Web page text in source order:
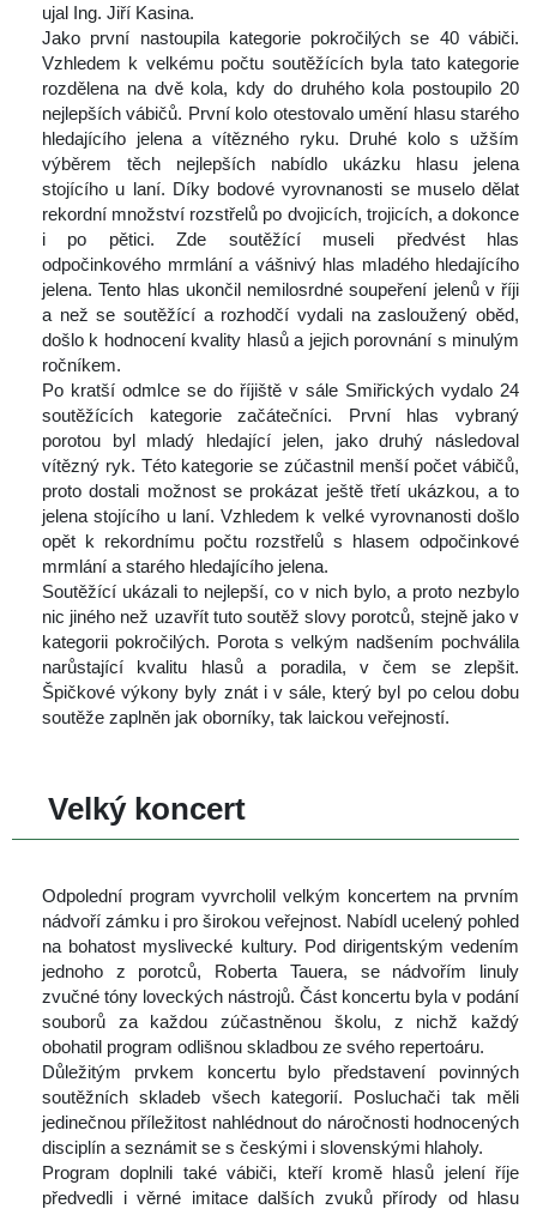
ujal Ing. Jiří Kasina.
Jako první nastoupila kategorie pokročilých se 40 vábiči.
Vzhledem k velkému počtu soutěžících byla tato kategorie
rozdělena na dvě kola, kdy do druhého kola postoupilo 20
nejlepších vábičů. První kolo otestovalo umění hlasu starého
hledajícího jelena a vítězného ryku. Druhé kolo s užším
výběrem těch nejlepších nabídlo ukázku hlasu jelena
tojícího u laní. Díky bodové vyrovnanosti se muselo dělat
rekordní množství rozstřelů po dvojicích, trojicích, a dokonce
i po pětici. Zde soutěžící museli předvést hlas
odpočinkového mrmlání a vášnivý hlas mladého hledajícího
jelena. Tento hlas ukončil nemilosrdné soupeření jelenů v říji
a než se soutěžící a rozhodčí vydali na zasloužený oběd,
došlo k hodnocení kvality hlasů a jejich porovnání s minulým
ročníkem.
Po kratší odmlce se do říjiště v sále Smiřických vydalo 24
outěžících kategorie začátečníci. První hlas vybraný
porotou byl mladý hledající jelen, jako druhý následoval
vítězný ryk. Této kategorie se zúčastnil menší počet vábičů,
proto dostali možnost se prokázat ještě třetí ukázkou, a to
jelena stojícího u laní. Vzhledem k velké vyrovnanosti došlo
opět k rekordnímu počtu rozstřelů s hlasem odpočinkové
mrmlání a starého hledajícího jelena.
Soutěžící ukázali to nejlepší, co v nich bylo, a proto nezbylo
nic jiného než uzavřít tuto soutěž slovy porotců, stejně jako v
kategorii pokročilých. Porota s velkým nadšením pochválila
narůstající kvalitu hlasů a poradila, v čem se zlepšit.
Špičkové výkony byly znát i v sále, který byl po celou dobu
outěže zaplněn jak oborníky, tak laickou veřejností.
Velký koncert
Odpolední program vyvrcholil velkým koncertem na prvním
nádvoří zámku i pro širokou veřejnost. Nabídl ucelený pohled
na bohatost myslivecké kultury. Pod dirigentským vedením
jednoho z porotců, Roberta Tauera, se nádvořím linuly
zvučné tóny loveckých nástrojů. Část koncertu byla v podání
ouborů za každou zúčastněnou školu, z nichž každý
obohatil program odlišnou skladbou ze svého repertoáru.
Důležitým prvkem koncertu bylo představení povinných
outěžních skladeb všech kategorií. Posluchači tak měli
jedinečnou příležitost nahlédnout do náročnosti hodnocených
disciplín a seznámit se s českými i slovenskými hlaholy.
Program doplnili také vábiči, kteří kromě hlasů jelení říje
předvedli i věrné imitace dalších zvuků přírody od hlasu